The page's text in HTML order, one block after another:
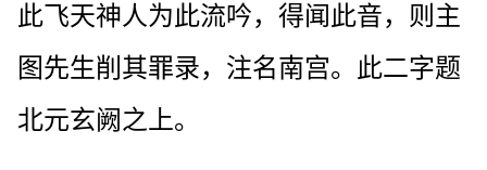
此飞天神人为此流吟，得闻此音，则主
图先生削其罪录，注名南宫。此二字题
北元玄阙之上。